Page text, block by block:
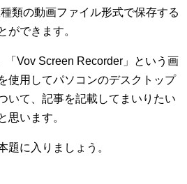
類の動画ファイル形式で保存する
ができます。
「Vov Screen Recorder」という画
使用してパソコンのデスクトップ
いて、記事を記載してまいりたい
思います。
題に入りましょう。